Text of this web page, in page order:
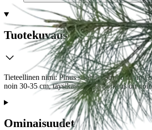
Tuotekuvaus
Tieteellinen nimi: Pinus strobus. Strobusmänty
noin 30-35 cm, täysikasvuisena korkeus on
Ominaisuudet